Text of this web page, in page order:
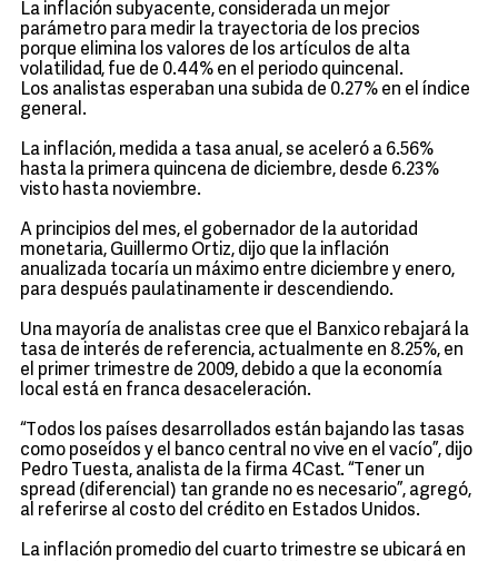
La inflación subyacente, considerada un mejor
parámetro para medir la trayectoria de los precios
porque elimina los valores de los artículos de alta
volatilidad, fue de 0.44% en el periodo quincenal.
Los analistas esperaban una subida de 0.27% en el índice
general.
La inflación, medida a tasa anual, se aceleró a 6.56%
hasta la primera quincena de diciembre, desde 6.23%
visto hasta noviembre.
A principios del mes, el gobernador de la autoridad
monetaria, Guillermo Ortiz, dijo que la inflación
anualizada tocaría un máximo entre diciembre y enero,
para después paulatinamente ir descendiendo.
Una mayoría de analistas cree que el Banxico rebajará la
tasa de interés de referencia, actualmente en 8.25%, en
el primer trimestre de 2009, debido a que la economía
local está en franca desaceleración.
“Todos los países desarrollados están bajando las tasas
como poseídos y el banco central no vive en el vacío”, dijo
Pedro Tuesta, analista de la firma 4Cast. “Tener un
spread (diferencial) tan grande no es necesario”, agregó,
al referirse al costo del crédito en Estados Unidos.
La inflación promedio del cuarto trimestre se ubicará en